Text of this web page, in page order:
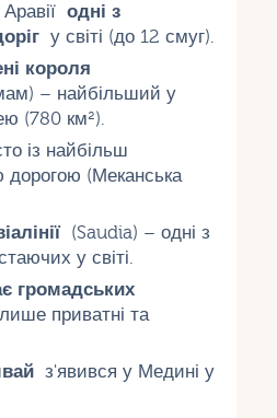
одні з
у світі (до 12 смуг).
короля
– найбільший у
(780 км²).
із найбільш
дорогою (Меканська
(Saudia) – одні з
у світі.
громадських
приватні та
з'явився у Медині у